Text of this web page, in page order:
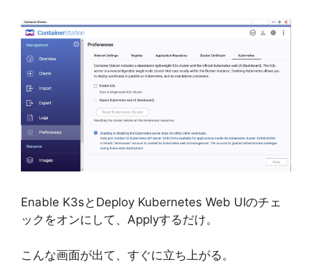
Enable K3sとDeploy Kubernetes Web UIのチェ
ックをオンにして、Applyするだけ。
こんな画面が出て、すぐに立ち上がる。